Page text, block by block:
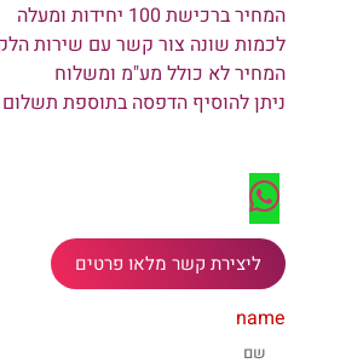
המחיר ברכישת 100 יחידות ומעלה
לכמות שונה צור קשר עם שירות
המחיר לא כולל מע"מ ומשלוח
ניתן להוסיף הדפסה בתוספת תשלום
ליצירת קשר מלאו פרטים
name